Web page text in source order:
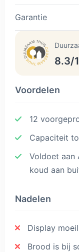
Garantie
8.3/
Voordelen
12
Capaciteit
Voldoet aan
koud aan
Nadelen
Display
Brood is bij